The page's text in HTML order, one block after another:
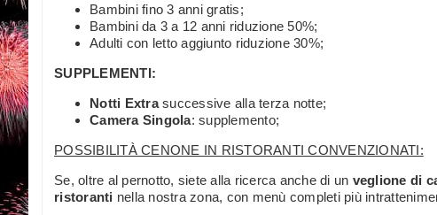
Bambini fino 3 anni gratis;
Bambini da 3 a 12 anni riduzione 50%;
Adulti con letto aggiunto riduzione 30%;
SUPPLEMENTI:
Notti Extrasuccessive alla terza notte;
Camera Singola: supplemento;
POSSIBILITÀ CENONE IN RISTORANTI CONVENZIONATI:
Se, oltre al pernotto, siete alla ricerca anche di un veglione di
ristoranti nella nostra zona, con menù completi più